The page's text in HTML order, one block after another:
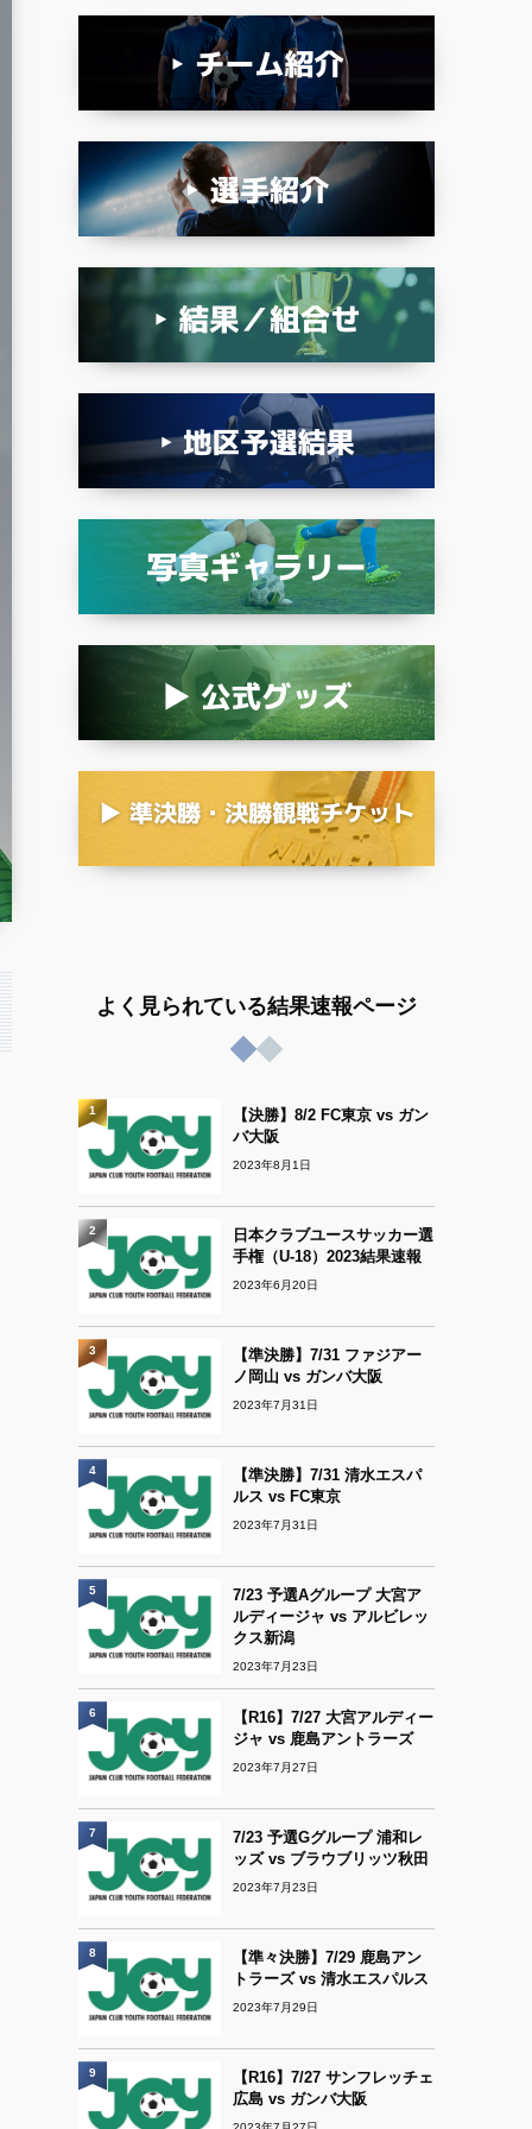
よく見られている結果速報ページ
【決勝】8/2 FC東京 vs ガン
バ大阪
2023年8月1日
1
日本クラブユースサッカー選
手権（U-18）2023結果速報
2023年6月20日
2
【準決勝】7/31 ファジアー
ノ岡山 vs ガンバ大阪
2023年7月31日
3
【準決勝】7/31 清水エスパ
ルス vs FC東京
2023年7月31日
4
7/23 予選Aグループ 大宮ア
ルディージャ vs アルビレッ
クス新潟
2023年7月23日
5
【R16】7/27 大宮アルディー
ジャ vs 鹿島アントラーズ
2023年7月27日
6
7/23 予選Gグループ 浦和レ
ッズ vs ブラウブリッツ秋田
2023年7月23日
7
【準々決勝】7/29 鹿島アン
トラーズ vs 清水エスパルス
2023年7月29日
8
【R16】7/27 サンフレッチェ
広島 vs ガンバ大阪
9